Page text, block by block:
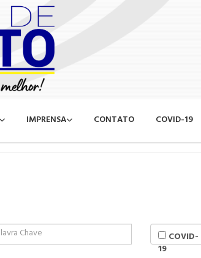
IMPRENSA CONTATO COVID-19
COVID-
19